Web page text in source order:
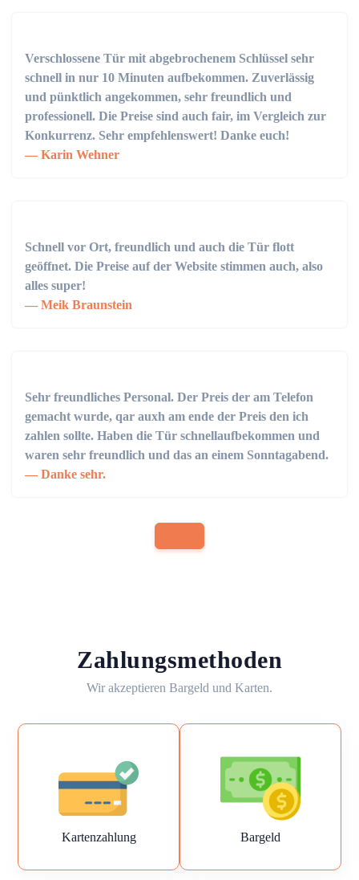
Verschlossene Tür mit abgebrochenem Schlüssel sehr
schnell in nur 10 Minuten aufbekommen. Zuverlässig
und pünktlich angekommen, sehr freundlich und
professionell. Die Preise sind auch fair, im Vergleich zur
Konkurrenz. Sehr empfehlenswert! Danke euch!
Karin Wehner
Schnell vor Ort, freundlich und auch die Tür flott
geöffnet. Die Preise auf der Website stimmen auch, also
alles super!
Meik Braunstein
Sehr freundliches Personal. Der Preis der am Telefon
gemacht wurde, qar auxh am ende der Preis den ich
zahlen sollte. Haben die Tür schnellaufbekommen und
waren sehr freundlich und das an einem Sonntagabend.
Danke sehr.
Zahlungsmethoden
Wir akzeptieren Bargeld und Karten.
Kartenzahlung Bargeld